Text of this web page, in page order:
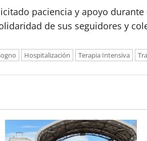
paciencia y apoyo
de sus seguidores y
Hospitalización Terapia Intensiva